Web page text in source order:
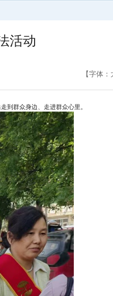
活动
【字体：
到群众身边、走进群众心里。